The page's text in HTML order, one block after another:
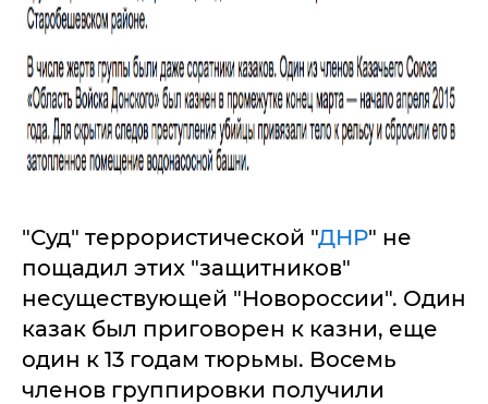
"Суд" террористической "ДНР" не
пощадил этих "защитников"
несуществующей "Новороссии". Один
казак был приговорен к казни, еще
один к 13 годам тюрьмы. Восемь
членов группировки получили